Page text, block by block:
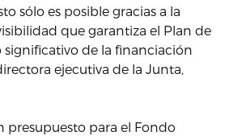
sólo es posible gracias a la
que garantiza el Plan de
significativo de la financiación
ejecutiva de la Junta,
presupuesto para el Fondo